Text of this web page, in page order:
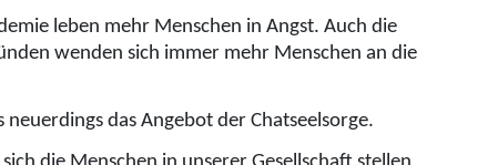
leben mehr Menschen in Angst. Auch die
wenden sich immer mehr Menschen an die
das Angebot der Chatseelsorge.